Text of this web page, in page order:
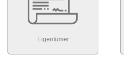
Eigentümer